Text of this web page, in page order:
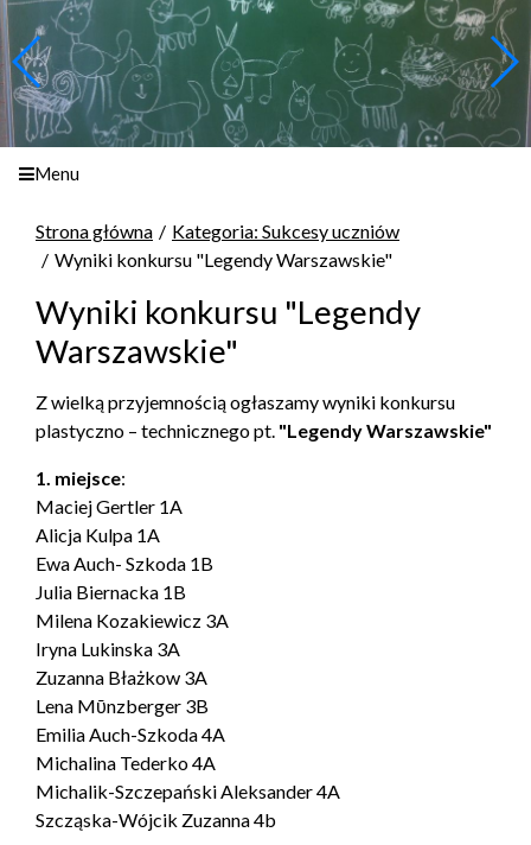
Menu
Strona główna
Kategoria: Sukcesy uczniów
Wyniki konkursu "Legendy Warszawskie"
Wyniki konkursu "Legendy
Warszawskie"
Z wielką przyjemnością ogłaszamy wyniki konkursu
plastyczno – technicznego pt. "Legendy Warszawskie"
1. miejsce:
Maciej Gertler 1A
Alicja Kulpa 1A
Ewa Auch- Szkoda 1B
Julia Biernacka 1B
Milena Kozakiewicz 3A
Iryna Lukinska 3A
Zuzanna Błażkow 3A
Lena Mῡnzberger 3B
Emilia Auch-Szkoda 4A
Michalina Tederko 4A
Michalik-Szczepański Aleksander 4A
Szcząska-Wójcik Zuzanna 4b